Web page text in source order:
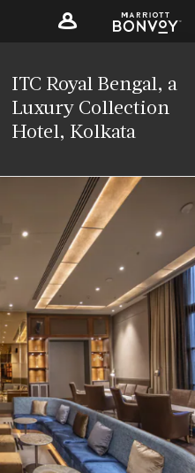
ITC Royal Bengal, a
Luxury Collection
Hotel, Kolkata